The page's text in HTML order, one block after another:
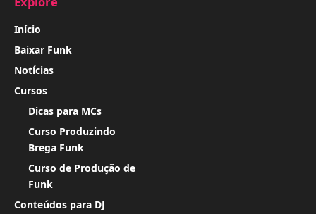
Início
Baixar Funk
Notícias
Cursos
Dicas para MCs
Curso Produzindo
Brega Funk
Curso de Produção de
Funk
Conteúdos para DJ